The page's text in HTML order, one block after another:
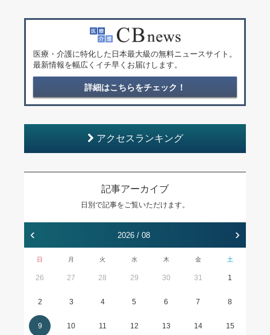
医療・介護に特化した日本最大級の無料ニュースサイト。
最新情報を幅広くイチ早くお届けします。
詳細はこちらをチェック！
アクセスランキング
記事アーカイブ
日別で記事をご覧いただけます。
‹ 2026 / 08 ›
日 月 火 水 木 金 土
26 27 28 29 30 31 1
2 3 4 5 6 7 8
9 10 11 12 13 14 15